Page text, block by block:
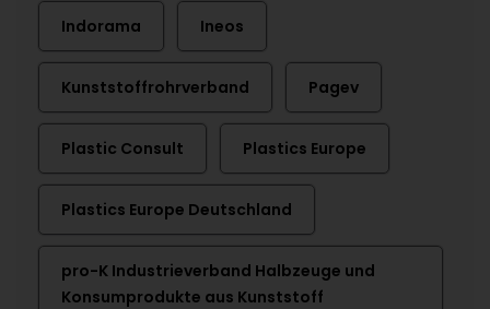
Indorama Ineos
Kunststoffrohrverband Pagev
Plastic Consult Plastics Europe
Plastics Europe Deutschland
pro-K Industrieverband Halbzeuge und
Konsumprodukte aus Kunststoff